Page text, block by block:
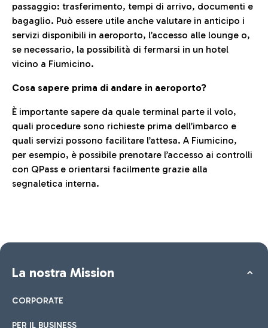
passaggio: trasferimento, tempi di arrivo, documenti e
bagaglio. Può essere utile anche valutare in anticipo i
servizi disponibili in aeroporto, l’accesso alle lounge o,
se necessario, la possibilità di fermarsi in un hotel
vicino a Fiumicino.
Cosa sapere prima di andare in aeroporto?
È importante sapere da quale terminal parte il volo,
quali procedure sono richieste prima dell’imbarco e
quali servizi possono facilitare l’attesa. A Fiumicino,
per esempio, è possibile prenotare l’accesso ai controlli
con QPass e orientarsi facilmente grazie alla
segnaletica interna.
La nostra Mission
CORPORATE
PER IL BUSINESS